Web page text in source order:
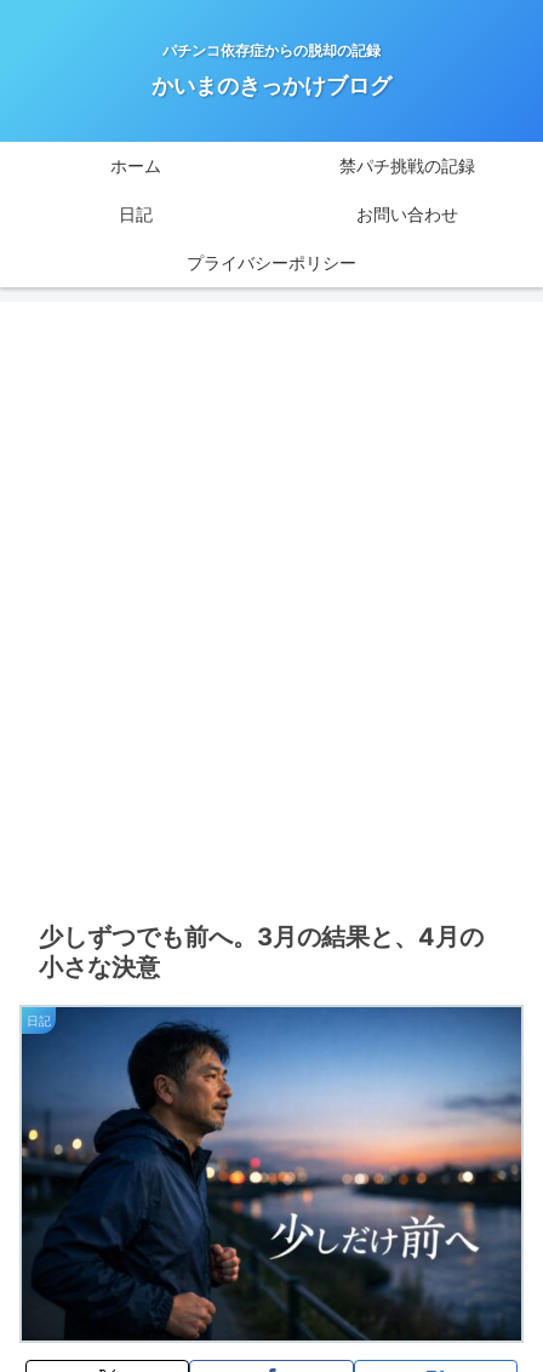
パチンコ依存症からの脱却の記録
かいまのきっかけブログ
ホーム 禁パチ挑戦の記録
日記 お問い合わせ
プライバシーポリシー
少しずつでも前へ。3月の結果と、4月の
小さな決意
日記